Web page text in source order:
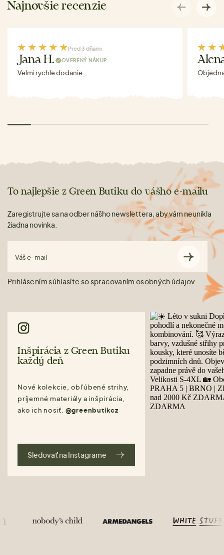
Najnovšie recenzie
Pred 3 dňami
Jana H. OVERENÝ NÁKUP
Velmi rychle dodanie.
To najlepšie z Green Butiku do vášho e-mailu
Zaregistrujte sa na odber nášho newslettera, aby vám neunikla
žiadna novinka.
Váš e-mail
Prihlásením súhlasíte so spracovaním osobných údajov.
Inšpirácia z Green Butiku
každý deň
Nové kolekcie, obľúbené strihy,
príjemné materiály a inšpirácia,
ako ich nosiť. @greenbutikcz
Sledovať na Instagrame